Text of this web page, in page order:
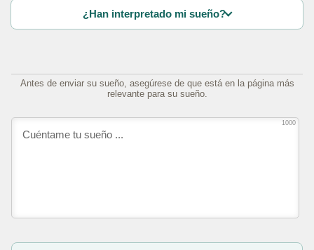
¿Han interpretado mi sueño?
Antes de enviar su sueño, asegúrese de que está en la página más
relevante para su sueño.
1000